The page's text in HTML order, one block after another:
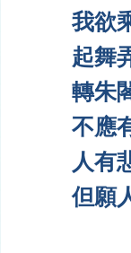
我欲乘
起舞弄
轉朱閣
不應有
人有悲
但願人